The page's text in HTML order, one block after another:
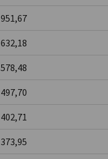
951,67
632,18
578,48
497,70
402,71
373,95